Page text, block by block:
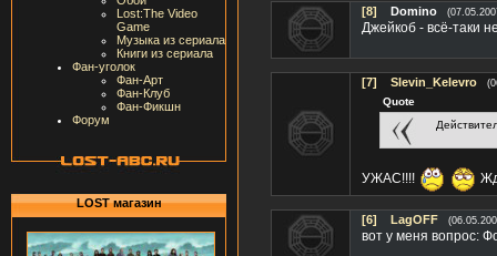
Lost:The Video
Game
Музыка из сериала
Книги из сериала
Фан-уголок
Фан-Арт
Фан-Клуб
Фан-Фикшн
Форум
LOST магазин
[8] Domino
Джейкоб - всё-таки
[7] Slevin_Kelevro
Quote
УЖАС!!!!
[6] LagOFF
вот у меня вопрос: